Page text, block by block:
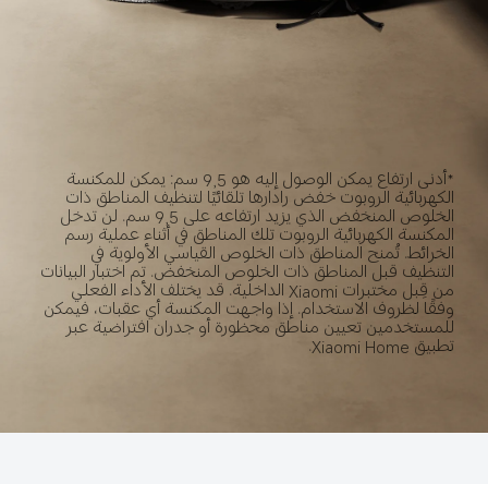
*أدنى ارتفاع يمكن الوصول إليه هو 9,5 سم: يمكن للمكنسة
الكهربائية الروبوت خفض رادارها تلقائيًا لتنظيف المناطق ذات
الخلوص المنخفض الذي يزيد ارتفاعه على 9,5 سم. لن تدخل
المكنسة الكهربائية الروبوت تلك المناطق في أثناء عملية رسم
الخرائط. تُمنح المناطق ذات الخلوص القياسي الأولوية في
التنظيف قبل المناطق ذات الخلوص المنخفض. تم اختبار البيانات
من قِبل مختبرات Xiaomi الداخلية. قد يختلف الأداء الفعلي
وفقًا لظروف الاستخدام. إذا واجهت المكنسة أي عقبات، فيمكن
للمستخدمين تعيين مناطق محظورة أو جدران افتراضية عبر
تطبيق Xiaomi Home.